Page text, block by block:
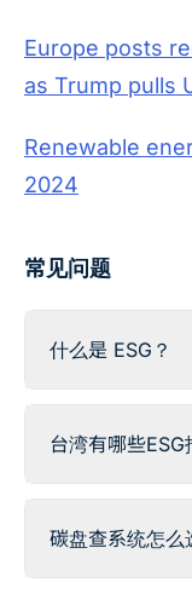
Europe posts
as Trump pulls
Renewable
2024
常见问题
什么是 ESG？
台湾有哪些ESG
碳盘查系统怎么